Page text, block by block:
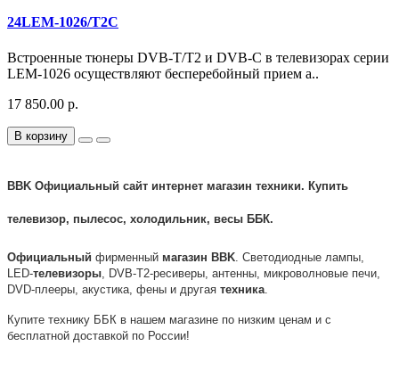
24LEM-1026/T2C
Встроенные тюнеры DVB-T/T2 и DVB-C в телевизорах серии
LEM-1026 осуществляют бесперебойный прием а..
17 850.00 р.
В корзину
BBK Официальный сайт интернет магазин техники. Купить
телевизор, пылесос, холодильник, весы ББК.
Официальный фирменный магазин BBK. Светодиодные лампы,
LED-телевизоры, DVB-T2-ресиверы, антенны, микроволновые печи,
DVD-плееры, акустика, фены и другая техника.
Купите технику ББК в нашем магазине по низким ценам и с
бесплатной доставкой по России!